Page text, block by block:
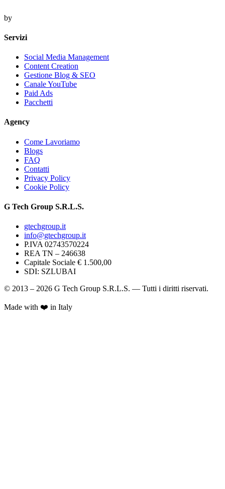
by
Servizi
Social Media Management
Content Creation
Gestione Blog & SEO
Canale YouTube
Paid Ads
Pacchetti
Agency
Come Lavoriamo
Blogs
FAQ
Contatti
Privacy Policy
Cookie Policy
G Tech Group S.R.L.S.
gtechgroup.it
info@gtechgroup.it
P.IVA 02743570224
REA TN – 246638
Capitale Sociale € 1.500,00
SDI: SZLUBAI
© 2013 – 2026 G Tech Group S.R.L.S. — Tutti i diritti riservati.
Made with ❤️ in Italy